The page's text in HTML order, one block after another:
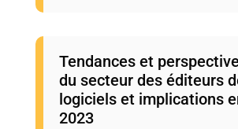
Tendances et
du secteur des éditeurs
logiciels et implications
2023